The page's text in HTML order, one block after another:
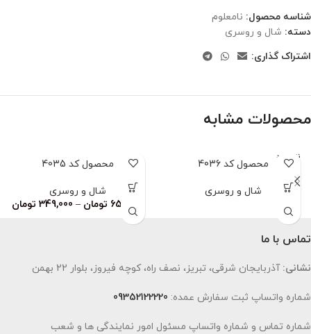
شناسه محصول: نامعلوم
دسته: شال و روسری
اشتراک گذاری:
محصولات مشابه
ناموجود
محصول کد 4036
شال و روسری
محصول کد 4035
شال و روسری
659,000 تومان –
349,000 تومان
تماس با ما
نشانی: آذربایجان شرقی، تبریز، نصف راه، کوچه فیروز، بلوار 22 بهمن
شماره واتساپ ثبت سفارش عمده: 09352122220
شماره تماس و شماره واتساپ مسئول امور نمایندگی ها و شعب